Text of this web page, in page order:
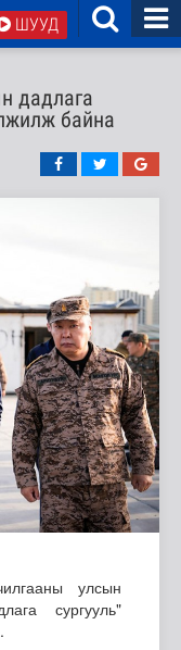
ШУУД
дадлага
байна
улсын
сургууль"